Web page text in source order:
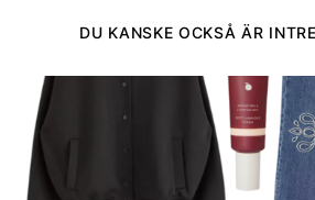
DU KANSKE OCKSÅ ÄR